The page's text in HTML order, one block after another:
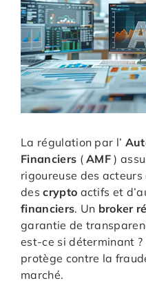
La régulation par l’
Financiers (AMF )
rigoureuse des acteurs
descrypto actifs et
financiers. Un broker
garantie de
est-ce si déterminant ?
protège contre la
marché.